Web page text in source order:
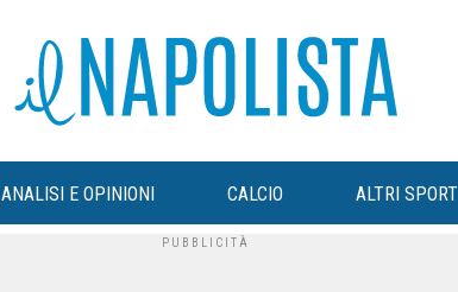
ANALISI E OPINIONI CALCIO ALTRI SPORT